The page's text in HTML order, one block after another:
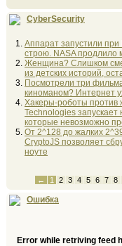
CyberSecurity
Аппарат запустили
строю. NASA
Женщина? Слишком
из детских историй,
Посмотрели три
киноманом? Интернет
Хакеры-роботы против
Technologies
которые невозможно
От 2^128 до жалких
CryptoJS позволяет
ноуте
← 1 2 3 4 5 6 7 8
Ошибка
Error while retriving feed